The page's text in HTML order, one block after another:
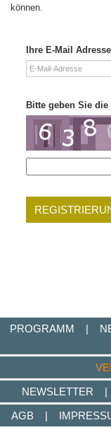
können.
Ihre E-Mail Adresse
Bitte geben Sie
PROGRAMM |
NEWSLETTER
|
AGB
|